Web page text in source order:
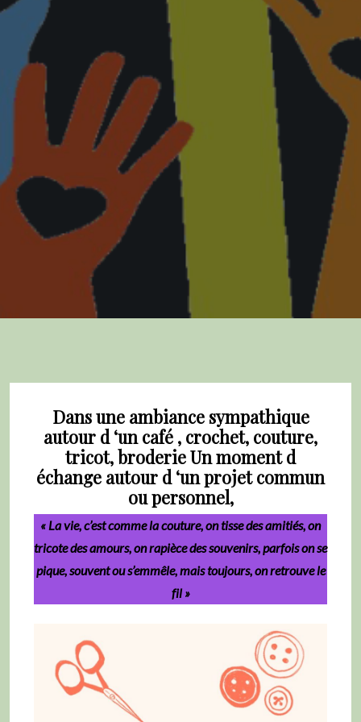
Dans une ambiance sympathique
autour d ‘un café , crochet, couture,
tricot, broderie Un moment d
échange autour d ‘un projet commun
ou personnel,
« La vie, c’est comme la couture, on tisse des amitiés, on
tricote des amours, on rapièce des souvenirs, parfois on se
pique, souvent ou s’emmêle, mais toujours, on retrouve le
fil »